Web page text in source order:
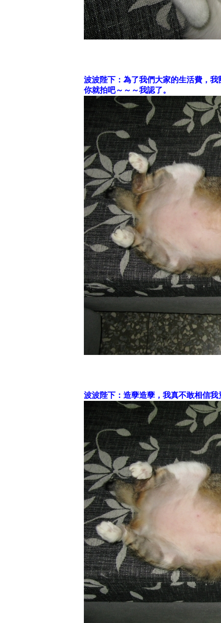
波波陛下：為了我們大家的生活費，我
你就拍吧～～～我認了。
波波陛下：造孽造孽，我真不敢相信